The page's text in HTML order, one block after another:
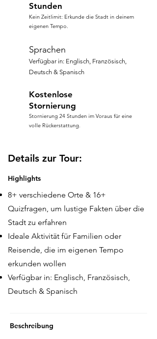
Stunden
Kein Zeitlimit: Erkunde die Stadt in deinem
eigenen Tempo.
Sprachen
Verfügbar in: Englisch, Französisch,
Deutsch & Spanisch
Kostenlose
Stornierung
Stornierung 24 Stunden im Voraus für eine
volle Rückerstattung.
Details zur Tour:
Highlights
8+ verschiedene Orte & 16+
Quizfragen, um lustige Fakten über die
Stadt zu erfahren
Ideale Aktivität für Familien oder
Reisende, die im eigenen Tempo
erkunden wollen
Verfügbar in: Englisch, Französisch,
Deutsch & Spanisch
Beschreibung